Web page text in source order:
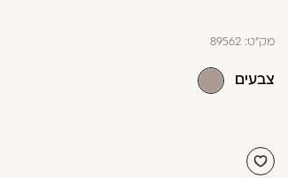
נְגִישׁוּת.
מק"ט:89562
צבעים